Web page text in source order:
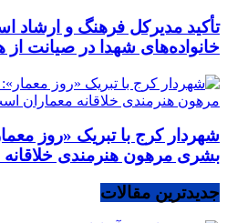
تأکید مدیرکل فرهنگ و ارشاد
خانواده‌های شهدا در صیانت
شهردار کرج با تبریک «روز
بشری مرهون هنرمندی
جدیدترین مقالات